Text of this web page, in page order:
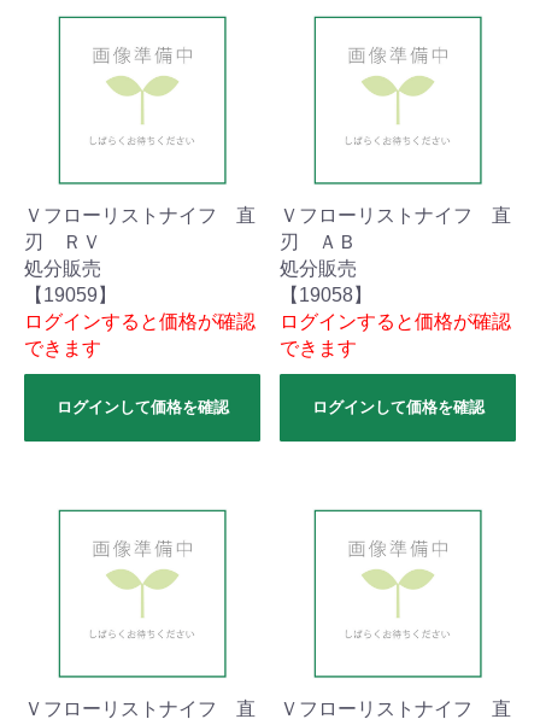
Ｖフローリストナイフ 直
刃 ＲＶ
処分販売
【19059】
ログインすると価格が確認
できます
ログインして価格を確認
Ｖフローリストナイフ 直
刃 ＡＢ
処分販売
【19058】
ログインすると価格が確認
できます
ログインして価格を確認
Ｖフローリストナイフ 直
Ｖフローリストナイフ 直